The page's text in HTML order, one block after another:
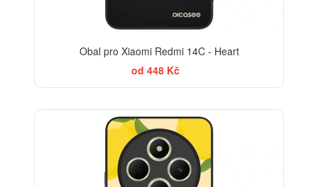
Obal pro Xiaomi Redmi 14C - Heart
od 448 Kč